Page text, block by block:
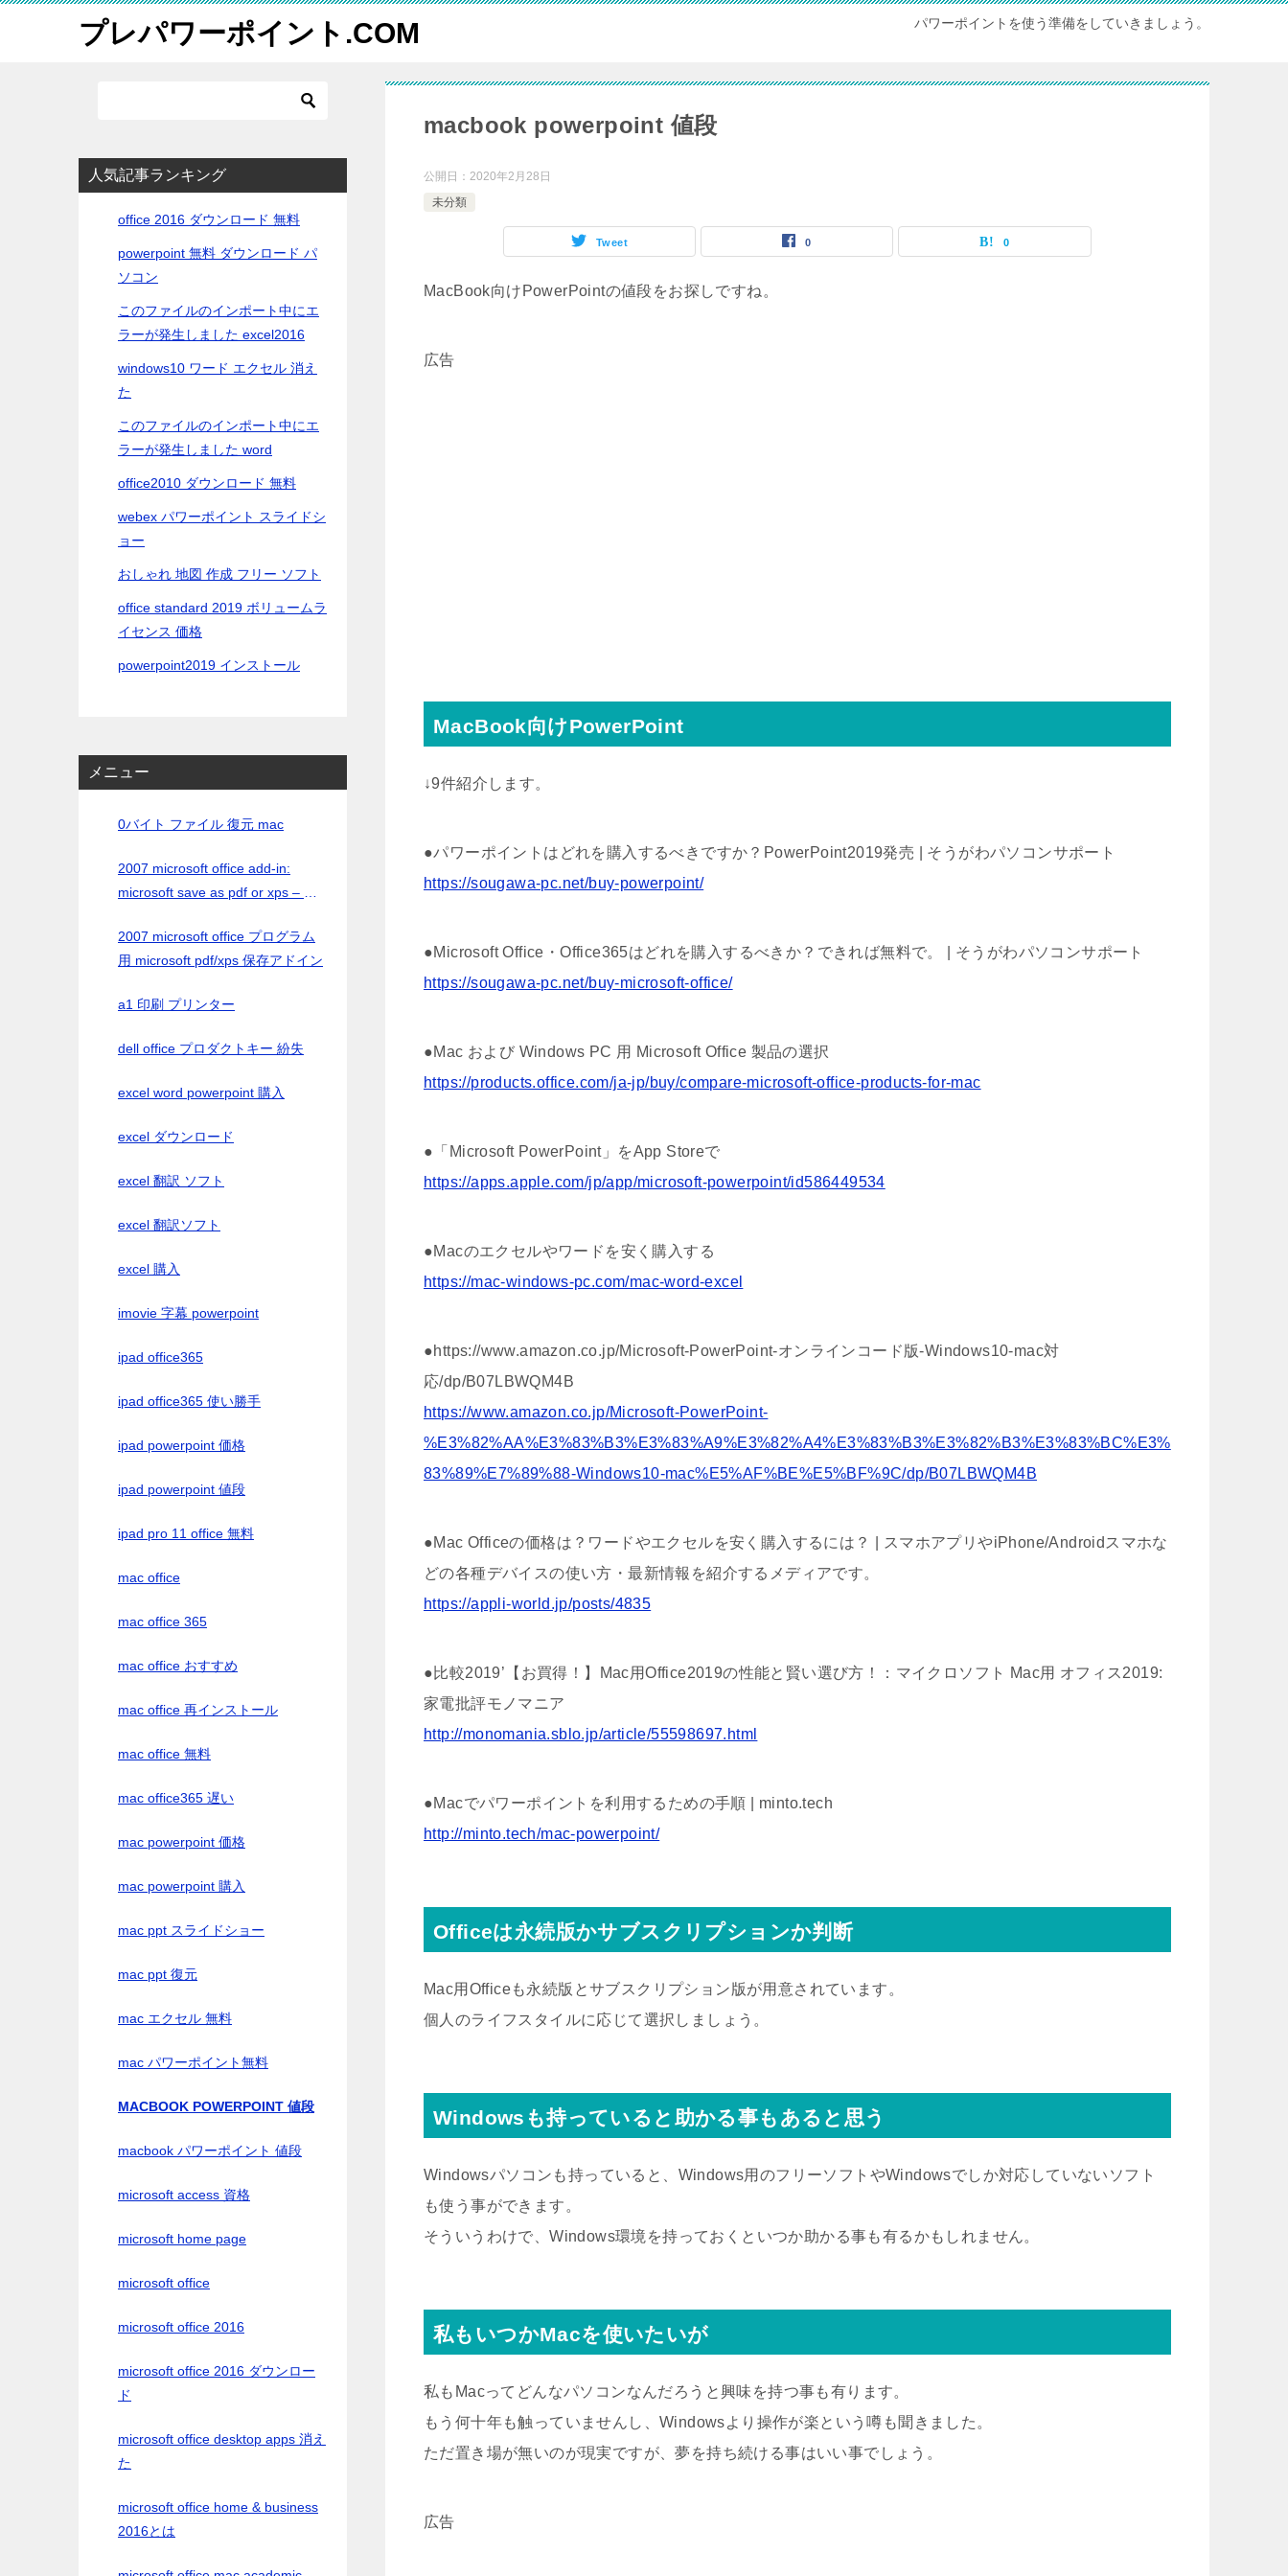
プレパワーポイント.COM パワーポイントを使う準備をしていきましょう。
macbook powerpoint 値段
公開日： 2020年2月28日
未分類
Tweet 0 0
MacBook向けPowerPointの値段をお探しですね。
広告
MacBook向けPowerPoint
↓9件紹介します。
●パワーポイントはどれを購入するべきですか？PowerPoint2019発売 | そうがわパソコンサポート
https://sougawa-pc.net/buy-powerpoint/
●Microsoft Office・Office365はどれを購入するべきか？できれば無料で。 | そうがわパソコンサポート
https://sougawa-pc.net/buy-microsoft-office/
●Mac および Windows PC 用 Microsoft Office 製品の選択
https://products.office.com/ja-jp/buy/compare-microsoft-office-products-for-mac
●「Microsoft PowerPoint」をApp Storeで
https://apps.apple.com/jp/app/microsoft-powerpoint/id586449534
●Macのエクセルやワードを安く購入する
https://mac-windows-pc.com/mac-word-excel
●https://www.amazon.co.jp/Microsoft-PowerPoint-オンラインコード版-Windows10-mac対
応/dp/B07LBWQM4B
https://www.amazon.co.jp/Microsoft-PowerPoint-
%E3%82%AA%E3%83%B3%E3%83%A9%E3%82%A4%E3%83%B3%E3%82%B3%E3%83%BC%E3%
83%89%E7%89%88-Windows10-mac%E5%AF%BE%E5%BF%9C/dp/B07LBWQM4B
●Mac Officeの価格は？ワードやエクセルを安く購入するには？ | スマホアプリやiPhone/Androidスマホな
どの各種デバイスの使い方・最新情報を紹介するメディアです。
https://appli-world.jp/posts/4835
●比較2019’【お買得！】Mac用Office2019の性能と賢い選び方！：マイクロソフト Mac用 オフィス2019:
家電批評モノマニア
http://monomania.sblo.jp/article/55598697.html
●Macでパワーポイントを利用するための手順 | minto.tech
http://minto.tech/mac-powerpoint/
Officeは永続版かサブスクリプションか判断
Mac用Officeも永続版とサブスクリプション版が用意されています。
個人のライフスタイルに応じて選択しましょう。
Windowsも持っていると助かる事もあると思う
Windowsパソコンも持っていると、Windows用のフリーソフトやWindowsでしか対応していないソフト
も使う事ができます。
そういうわけで、Windows環境を持っておくといつか助かる事も有るかもしれません。
私もいつかMacを使いたいが
私もMacってどんなパソコンなんだろうと興味を持つ事も有ります。
もう何十年も触っていませんし、Windowsより操作が楽という噂も聞きました。
ただ置き場が無いのが現実ですが、夢を持ち続ける事はいい事でしょう。
広告
人気記事ランキング
office 2016 ダウンロード 無料
powerpoint 無料 ダウンロード パ
ソコン
このファイルのインポート中にエ
ラーが発生しました excel2016
windows10 ワード エクセル 消え
た
このファイルのインポート中にエ
ラーが発生しました word
office2010 ダウンロード 無料
webex パワーポイント スライドシ
ョー
おしゃれ 地図 作成 フリー ソフト
office standard 2019 ボリュームラ
イセンス 価格
powerpoint2019 インストール
メニュー
0バイト ファイル 復元 mac
2007 microsoft office add-in:
microsoft save as pdf or xps – 日
2007 microsoft office プログラム
用 microsoft pdf/xps 保存アドイン
a1 印刷 プリンター
dell office プロダクトキー 紛失
excel word powerpoint 購入
excel ダウンロード
excel 翻訳 ソフト
excel 翻訳ソフト
excel 購入
imovie 字幕 powerpoint
ipad office365
ipad office365 使い勝手
ipad powerpoint 価格
ipad powerpoint 値段
ipad pro 11 office 無料
mac office
mac office 365
mac office おすすめ
mac office 再インストール
mac office 無料
mac office365 遅い
mac powerpoint 価格
mac powerpoint 購入
mac ppt スライドショー
mac ppt 復元
mac エクセル 無料
mac パワーポイント無料
MACBOOK POWERPOINT 値段
macbook パワーポイント 値段
microsoft access 資格
microsoft home page
microsoft office
microsoft office 2016
microsoft office 2016 ダウンロー
ド
microsoft office desktop apps 消え
た
microsoft office home & business
2016とは